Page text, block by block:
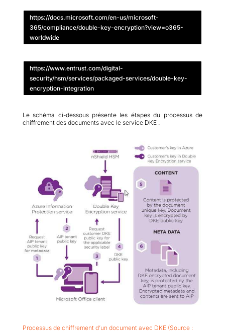
https://docs.microsoft.com/en-us/microsoft-
365/compliance/double-key-encryption?view=o365-
worldwide
https://www.entrust.com/digital-
security/hsm/services/packaged-services/double-key-
encryption-integration
Le schéma ci-dessous présente les étapes du processus de
chiffrement des documents avec le service DKE :
Processus de chiffrement d’un document avec DKE (Source :